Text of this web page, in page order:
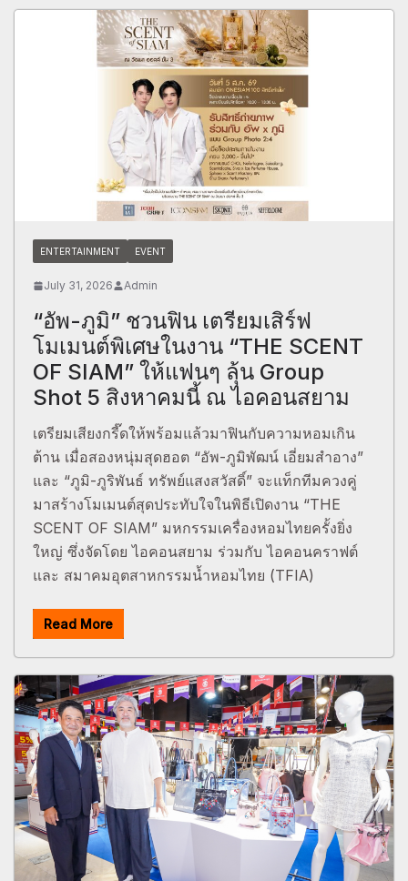
ENTERTAINMENT EVENT
July 31, 2026 Admin
“อัพ-ภูมิ” ชวนฟิน เตรียมเสิร์ฟ
โมเมนต์พิเศษในงาน “THE SCENT
OF SIAM” ให้แฟนๆ ลุ้น Group
Shot 5 สิงหาคมนี้ ณ ไอคอนสยาม
เตรียมเสียงกรี๊ดให้พร้อมแล้วมาฟินกับความหอมเกิน
ต้าน เมื่อสองหนุ่มสุดฮอต “อัพ-ภูมิพัฒน์ เอี่ยมสำอาง”
และ “ภูมิ-ภูริพันธ์ ทรัพย์แสงสวัสดิ์” จะแท็กทีมควงคู่
มาสร้างโมเมนต์สุดประทับใจในพิธีเปิดงาน “THE
SCENT OF SIAM” มหกรรมเครื่องหอมไทยครั้งยิ่ง
ใหญ่ ซึ่งจัดโดย ไอคอนสยาม ร่วมกับ ไอคอนคราฟต์
และ สมาคมอุตสาหกรรมน้ำหอมไทย (TFIA)
Read More